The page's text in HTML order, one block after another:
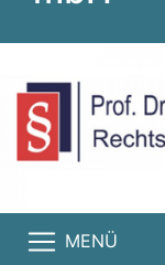
MENÜ